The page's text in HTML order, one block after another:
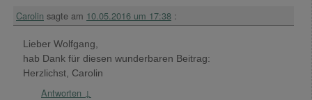
Carolin sagte am 10.05.2016 um 17:38 :
Lieber Wolfgang,
hab Dank für diesen wunderbaren Beitrag:
Herzlichst, Carolin
Antworten ↓